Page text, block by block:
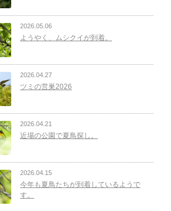
2026.05.06
ようやく、ムシクイが到着。
2026.04.27
ツミの営巣2026
2026.04.21
近場の公園で夏鳥探し。
2026.04.15
今年も夏鳥たちが到着しているようで
す。